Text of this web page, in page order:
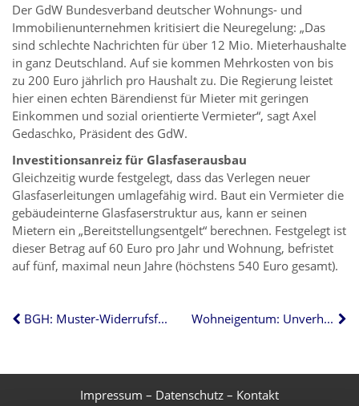
Der GdW Bundesverband deutscher Wohnungs- und
Immobilienunternehmen kritisiert die Neuregelung: „Das
sind schlechte Nachrichten für über 12 Mio. Mieterhaushalte
in ganz Deutschland. Auf sie kommen Mehrkosten von bis
zu 200 Euro jährlich pro Haushalt zu. Die Regierung leistet
hier einen echten Bärendienst für Mieter mit geringen
Einkommen und sozial orientierte Vermieter“, sagt Axel
Gedaschko, Präsident des GdW.
Investitionsanreiz für Glasfaserausbau
Gleichzeitig wurde festgelegt, dass das Verlegen neuer
Glasfaserleitungen umlagefähig wird. Baut ein Vermieter die
gebäudeinterne Glasfaserstruktur aus, kann er seinen
Mietern ein „Bereitstellungsentgelt“ berechnen. Festgelegt ist
dieser Betrag auf 60 Euro pro Jahr und Wohnung, befristet
auf fünf, maximal neun Jahre (höchstens 540 Euro gesamt).
BGH: Muster-Widerrufsformular bei Maklerverträgen unumgänglich Wohneigentum: Unverheiratete Paare sollten sich absichern
Impressum – Datenschutz – Kontakt